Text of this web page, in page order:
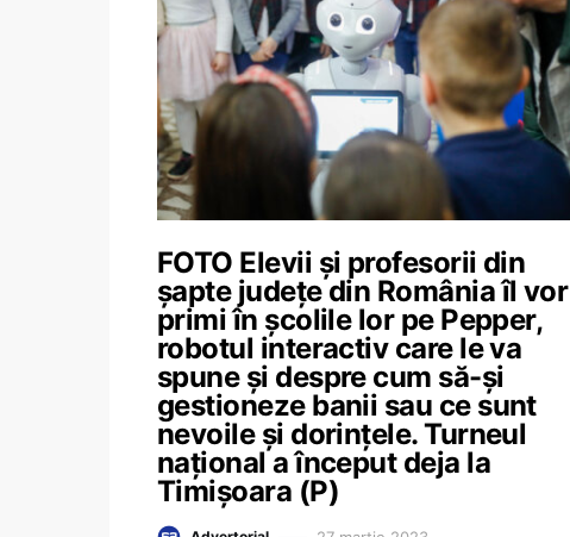
FOTO Elevii și profesorii din
șapte județe din România îl vor
primi în școlile lor pe Pepper,
robotul interactiv care le va
spune și despre cum să-și
gestioneze banii sau ce sunt
nevoile și dorințele. Turneul
național a început deja la
Timișoara (P)